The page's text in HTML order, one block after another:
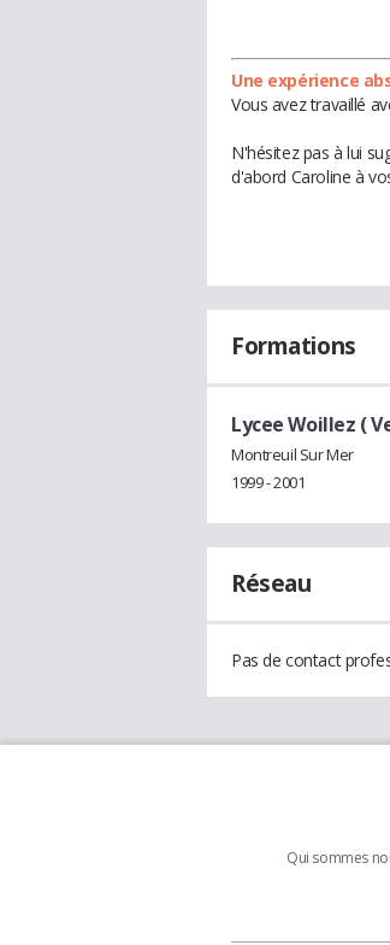
Une expérience
Vous avez travaillé
N'hésitez pas à lui
d'abord Caroline à
Formations
Lycee Woillez (
Montreuil Sur Mer
1999 - 2001
Réseau
Pas de contact
Qui sommes